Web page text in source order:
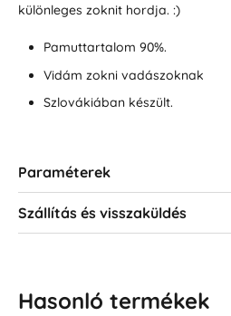
különleges zoknit hordja. :)
Pamuttartalom 90%.
Vidám zokni vadászoknak
Szlovákiában készült.
Paraméterek
Szállítás és visszaküldés
Hasonló termékek